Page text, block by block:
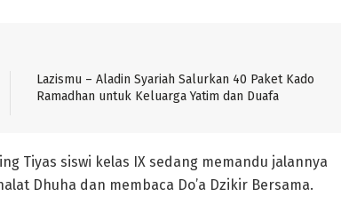
Lazismu – Aladin Syariah Salurkan 40 Paket Kado
Ramadhan untuk Keluarga Yatim dan Duafa
Tiyas siswi kelas IX sedang memandu jalannya
Dhuha dan membaca Do’a Dzikir Bersama.